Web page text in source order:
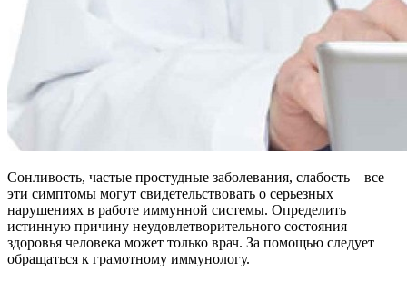
Сонливость, частые простудные заболевания, слабость – все
эти симптомы могут свидетельствовать о серьезных
нарушениях в работе иммунной системы. Определить
истинную причину неудовлетворительного состояния
здоровья человека может только врач. За помощью следует
обращаться к грамотному иммунологу.